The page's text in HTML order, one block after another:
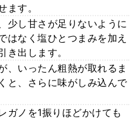
ます。
少し甘さが足りないように
はなく塩ひとつまみを加え
き出します。
、いったん粗熱が取れるま
と、さらに味がしみ込んで
ガノを1振りほどかけても